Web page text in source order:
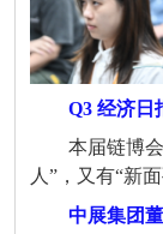
Q3 经济日
本届链博
人”，又有“新
中展集团